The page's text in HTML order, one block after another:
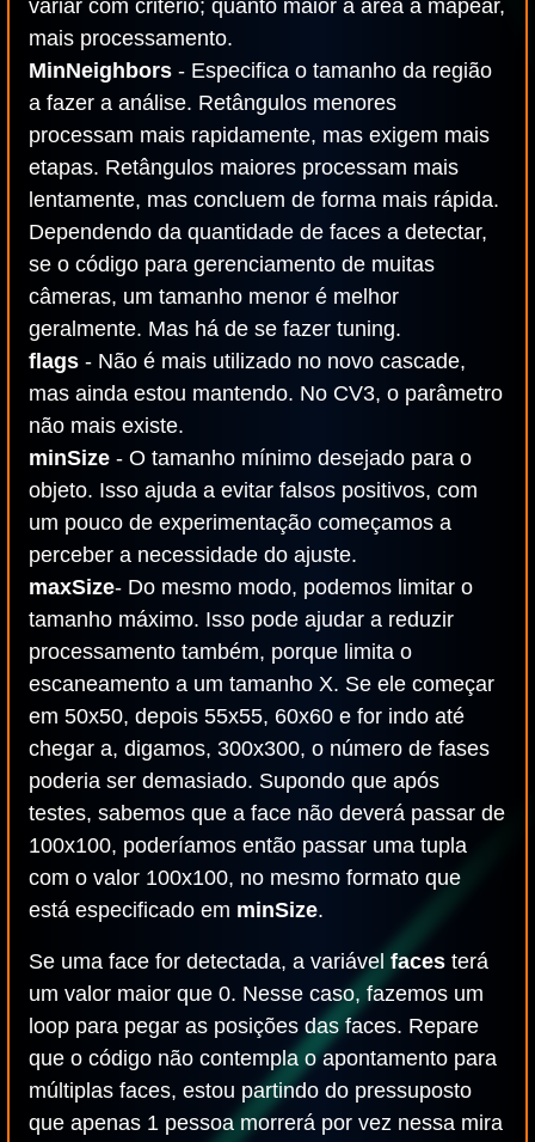
variar com critério; quanto maior a área a mapear,
mais processamento.
MinNeighbors - Especifica o tamanho da região
a fazer a análise. Retângulos menores
processam mais rapidamente, mas exigem mais
etapas. Retângulos maiores processam mais
lentamente, mas concluem de forma mais rápida.
Dependendo da quantidade de faces a detectar,
se o código para gerenciamento de muitas
câmeras, um tamanho menor é melhor
geralmente. Mas há de se fazer tuning.
flags - Não é mais utilizado no novo cascade,
mas ainda estou mantendo. No CV3, o parâmetro
não mais existe.
minSize - O tamanho mínimo desejado para o
objeto. Isso ajuda a evitar falsos positivos, com
um pouco de experimentação começamos a
perceber a necessidade do ajuste.
maxSize- Do mesmo modo, podemos limitar o
tamanho máximo. Isso pode ajudar a reduzir
processamento também, porque limita o
escaneamento a um tamanho X. Se ele começar
em 50x50, depois 55x55, 60x60 e for indo até
chegar a, digamos, 300x300, o número de fases
poderia ser demasiado. Supondo que após
testes, sabemos que a face não deverá passar de
100x100, poderíamos então passar uma tupla
com o valor 100x100, no mesmo formato que
está especificado em minSize.
Se uma face for detectada, a variável faces terá
um valor maior que 0. Nesse caso, fazemos um
loop para pegar as posições das faces. Repare
que o código não contempla o apontamento para
múltiplas faces, estou partindo do pressuposto
que apenas 1 pessoa morrerá por vez nessa mira